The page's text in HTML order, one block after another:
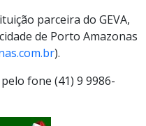
parceira do GEVA,
de Porto Amazonas
).
fone (41) 9 9986-